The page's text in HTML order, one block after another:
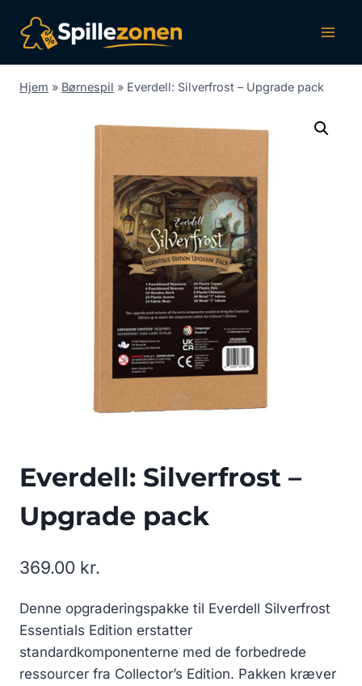
indhold
Hjem » Børnespil » Everdell: Silverfrost – Upgrade pack
Everdell: Silverfrost –
Upgrade pack
369.00 kr.
Denne opgraderingspakke til Everdell Silverfrost
Essentials Edition erstatter
standardkomponenterne med de forbedrede
ressourcer fra Collector’s Edition. Pakken kræver